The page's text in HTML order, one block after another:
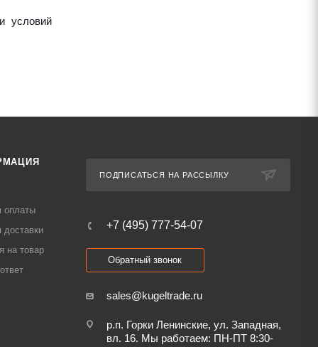
условий
оплаты
доставки
на товар
ПОДПИСАТЬСЯ НА РАССЫЛКУ
+7 (495) 777-54-07
Обратный звонок
sales@kugeltrade.ru
р.п. Горки Ленинские, ул. Западная,
вл. 16. Мы работаем: ПН-ПТ 8:30-